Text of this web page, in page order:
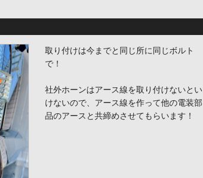
取り付けは今までと同じ所に同じボルト
で！
社外ホーンはアース線を取り付けないとい
けないので、アース線を作って他の電装部
品のアースと共締めさせてもらいます！